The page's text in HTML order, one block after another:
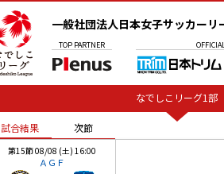
一般社団法人日本女子サッカーリ
TOP PARTNER
なでしこリーグ1部
試合結果 次節
第15節 08/08 (土) 16:00
ＡＧＦ